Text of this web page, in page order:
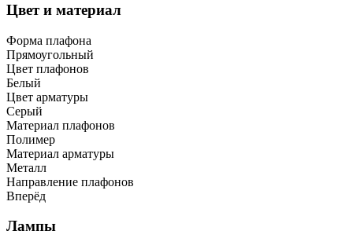
Цвет и материал
Форма плафона
Прямоугольный
Цвет плафонов
Белый
Цвет арматуры
Серый
Материал плафонов
Полимер
Материал арматуры
Металл
Направление плафонов
Вперёд
Лампы